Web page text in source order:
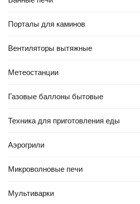
Порталы для каминов
Вентиляторы вытяжные
Метеостанции
Газовые баллоны бытовые
Техника для приготовления еды
Аэрогрили
Микроволновые печи
Мультиварки